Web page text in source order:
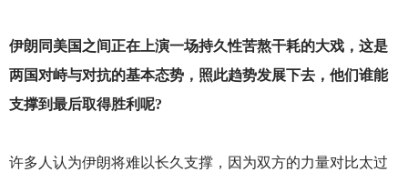
伊朗同美国之间正在上演一场持久性苦熬干耗的大戏，这是
两国对峙与对抗的基本态势，照此趋势发展下去，他们谁能
支撑到最后取得胜利呢?
许多人认为伊朗将难以长久支撑，因为双方的力量对比太过